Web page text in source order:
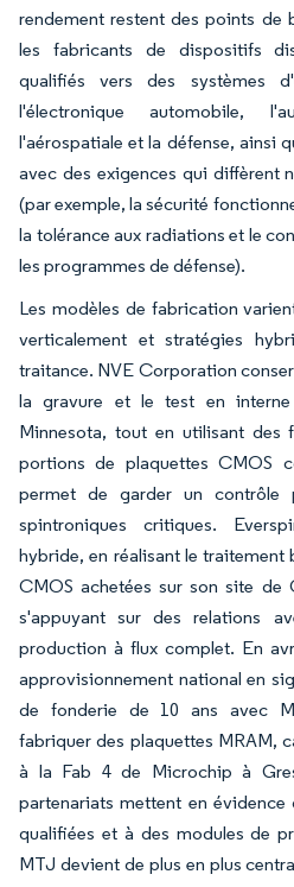
rendement restent des points de
les fabricants de dispositifs
qualifiés vers des systèmes
l'électronique automobile,
l'aérospatiale et la défense, ainsi
avec des exigences qui diffèrent
(par exemple, la sécurité
la tolérance aux radiations et le
les programmes de défense).
Les modèles de fabrication
verticalement et stratégies
traitance. NVE Corporation
la gravure et le test en
Minnesota, tout en utilisant des
portions de plaquettes CMOS
permet de garder un contrôle
spintroniques critiques.
hybride, en réalisant le traitement
CMOS achetées sur son site de
s'appuyant sur des relations
production à flux complet. En
approvisionnement national en
de fonderie de 10 ans avec
fabriquer des plaquettes MRAM,
à la Fab 4 de Microchip à
partenariats mettent en
qualifiées et à des modules de
MTJ devient de plus en plus